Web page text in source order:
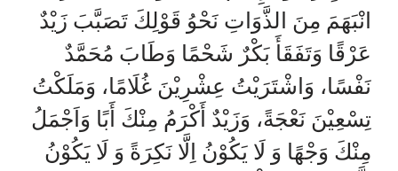
انْبَهَمَ مِنَ الذَّوَاتِ نَحْوُ قَوْلِكَ تَصَبَّبَ زَيْدٌ
عَرْقًا وَتَفَقَأَ بَكْرٌ شَحْمًا وَطَابَ مُحَمَّدٌ
نَفْسًا، وَاشْتَرَيْتُ عِشْرِيْنَ غُلَامًا، وَمَلَكْتُ
تِسْعِيْنَ نَعْجَةً، وَزَيْدٌ أَكْرَمُ مِنْكَ أَبًا وَاَجْمَلُ
مِنْكَ وَجْهًا وَ لَا يَكُوْنُ اِلَّا نَكِرَةً وَ لَا يَكُوْنُ